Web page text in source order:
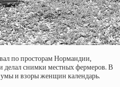
по просторам Нормандии,
снимки местных фермеров. В
и взоры женщин календарь.